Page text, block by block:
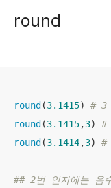
round
round (3.1415) # 3
round (3.1415,3) #
round (3.1414,3) #
## 2번 인자에는 음